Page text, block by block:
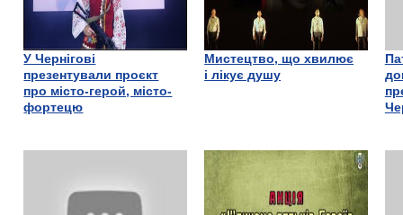
У Чернігові
презентували проєкт
про місто-герой, місто-
фортецю
Мистецтво, що хвилює
і лікує душу